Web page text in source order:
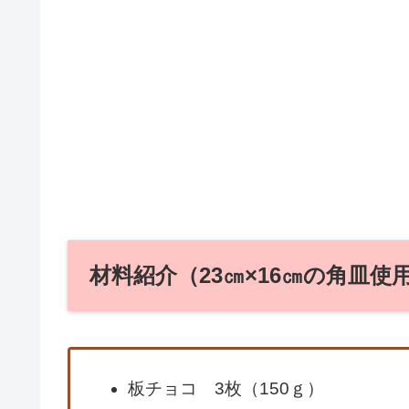
材料紹介（23㎝×16㎝の角皿使
板チョコ 3枚（150ｇ）